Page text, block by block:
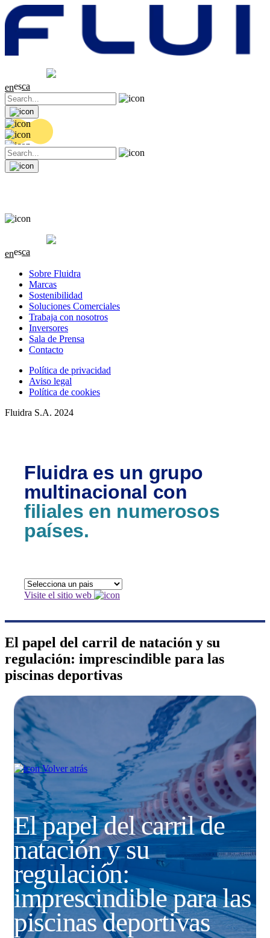
0.06 (+0.3%)
enesca
0.06 (+0.3%)
enesca
Sobre Fluidra
Marcas
Sostenibilidad
Soluciones Comerciales
Trabaja con nosotros
Inversores
Sala de Prensa
Contacto
Política de privacidad
Aviso legal
Política de cookies
Fluidra S.A. 2024
Fluidra es un grupo
multinacional con
filiales en numerosos
países.
Visite el sitio web
El papel del carril de natación y su
regulación: imprescindible para las
piscinas deportivas
Volver atrás
El papel del carril de
natación y su
regulación:
imprescindible para las
piscinas deportivas